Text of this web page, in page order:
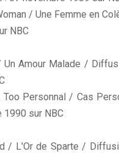
/ Une Femme en
NBC
Un Amour Malade /
Too Personnal / Cas
1990 sur NBC
/ L'Or de Sparte /